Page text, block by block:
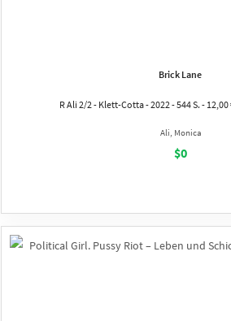
Brick Lane
R Ali 2/2 - Klett-Cotta - 2022 - 544 S. -
Ali, Monica
$0